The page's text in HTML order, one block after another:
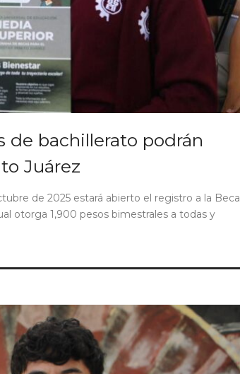
de bachillerato podrán
Juárez
de 2025 estará abierto el registro a la Beca
otorga 1,900 pesos bimestrales a todas y